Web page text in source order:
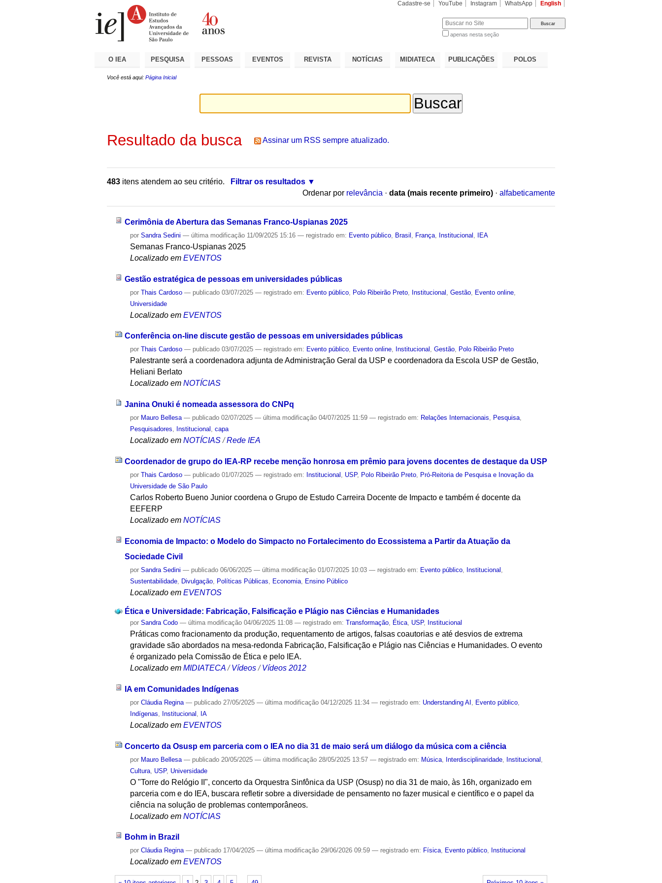
Cadastre-se YouTube Instagram WhatsApp English
apenas nesta seção
O IEA PESQUISA PESSOAS EVENTOS REVISTA NOTÍCIAS MIDIATECA PUBLICAÇÕES POLOS
Você está aqui: Página Inicial
Resultado da busca Assinar um RSS sempre atualizado.
483 itens atendem ao seu critério.
Filtrar os resultados
Ordenar por relevância · data (mais recente primeiro) · alfabeticamente
Cerimônia de Abertura das Semanas Franco-Uspianas 2025
porSandra Sedini — última modificação 11/09/2025 15:16— registrado em: Evento público Brasil França Institucional IEA
Semanas Franco-Uspianas 2025
Localizado em EVENTOS
Gestão estratégica de pessoas em universidades públicas
porThais Cardoso — publicado 03/07/2025— registrado em: Evento público Polo Ribeirão Preto Institucional ,Gestão Evento online
Universidade
Localizado em EVENTOS
Conferência on-line discute gestão de pessoas em universidades públicas
porThais Cardoso — publicado 03/07/2025— registrado em: Evento público, Evento online, Institucional ,Gestão, Polo Ribeirão Preto
Palestrante será a coordenadora adjunta de Administração Geral da USP e coordenadora da Escola USP de Gestão,
Heliani Berlato
Localizado em NOTÍCIAS
Janina Onuki é nomeada assessora do CNPq
por Mauro Bellesa — publicado 02/07/2025— última modificação 04/07/2025 11:59— registrado em: Relações Internacionais, Pesquisa,
Pesquisadores, Institucional ,capa
Localizado em NOTÍCIAS /Rede IEA
Coordenador de grupo do IEA-RP recebe menção honrosa em prêmio para jovens docentes de destaque da USP
porThais Cardoso — publicado 01/07/2025— registrado em: Institucional USP, Polo Ribeirão Preto
Pró-Reitoria de Pesquisa e Inovação da
Universidade de São Paulo
Carlos Roberto Bueno Junior coordena o Grupo de Estudo Carreira Docente de Impacto e também é docente da
EEFERP
Localizado em NOTÍCIAS
Economia de Impacto: o Modelo do Simpacto no Fortalecimento do Ecossistema a Partir da Atuação da
Sociedade Civil
porSandra Sedini — publicado 06/06/2025— última modificação 01/07/2025 10:03— registrado em: Evento público Institucional
Sustentabilidade Divulgação Políticas Públicas Economia Ensino Público
Localizado em EVENTOS
Ética e Universidade: Fabricação, Falsificação e Plágio nas Ciências e Humanidades
porSandra Codo — última modificação 04/06/2025 11:08— registrado em:Transformação, Ética, USP, Institucional
Práticas como fracionamento da produção, requentamento de artigos, falsas coautorias e até desvios de extrema
gravidade são abordados na mesa-redonda Fabricação, Falsificação e Plágio nas Ciências e Humanidades. O evento
é organizado pela Comissão de Ética e pelo IEA.
Localizado em MIDIATECA /Vídeos /Vídeos 2012
IA em Comunidades Indígenas
porCláudia Regina — publicado 27/05/2025— última modificação 04/12/2025 11:34— registrado em: Understanding AI Evento público
Indígenas
Institucional IA
Localizado em EVENTOS
Concerto da Osusp em parceria com o IEA no dia 31 de maio será um diálogo da música com a ciência
por Mauro Bellesa — publicado 20/05/2025— última modificação 28/05/2025 13:57— registrado em: Música Interdisciplinaridade Institucional
Cultura USP, Universidade
O "Torre do Relógio II", concerto da Orquestra Sinfônica da USP (Osusp) no dia 31 de maio, às 16h, organizado em
parceria com e do IEA, buscara refletir sobre a diversidade de pensamento no fazer musical e científico e o papel da
ciência na solução de problemas contemporâneos.
Localizado em NOTÍCIAS
Bohm in Brazil
porCláudia Regina — publicado 17/04/2025— última modificação 29/06/2026 09:59— registrado em: Física, Evento público, Institucional
Localizado em EVENTOS